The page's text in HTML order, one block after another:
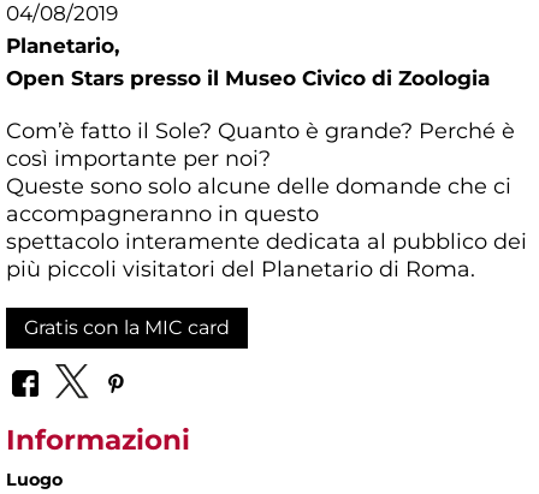
04/08/2019
Planetario,
Open Stars presso il Museo Civico di Zoologia
Com’è fatto il Sole? Quanto è grande? Perché è
così importante per noi?
Queste sono solo alcune delle domande che ci
accompagneranno in questo
spettacolo interamente dedicata al pubblico dei
più piccoli visitatori del Planetario di Roma.
Gratis con la MIC card
Informazioni
Luogo